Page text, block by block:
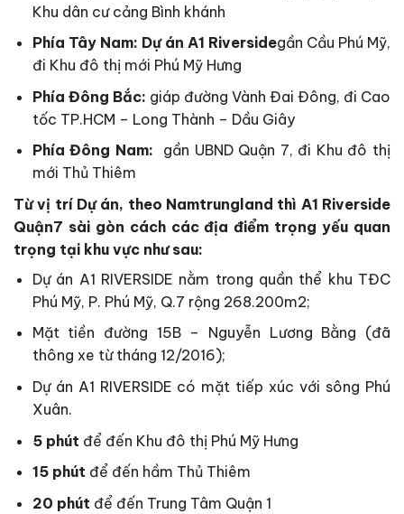
Khu dân cư cảng Bình khánh
Phía Tây Nam: Dự án A1 Riversidegần Cầu Phú Mỹ,
đi Khu đô thị mới Phú Mỹ Hưng
Phía Đông Bắc: giáp đường Vành Đai Đông, đi Cao
tốc TP.HCM – Long Thành – Dầu Giây
Phía Đông Nam: gần UBND Quận 7, đi Khu đô thị
mới Thủ Thiêm
Từ vị trí Dự án, theo Namtrungland thì A1 Riverside
Quận7 sài gòn cách các địa điểm trọng yếu quan
trọng tại khu vực như sau:
Dự án A1 RIVERSIDE nằm trong quần thể khu TĐC
Phú Mỹ, P. Phú Mỹ, Q.7 rộng 268.200m2;
Mặt tiền đường 15B – Nguyễn Lương Bằng (đã
thông xe từ tháng 12/2016);
Dự án A1 RIVERSIDE có mặt tiếp xúc với sông Phú
Xuân.
5 phút để đến Khu đô thị Phú Mỹ Hưng
15 phút để đến hầm Thủ Thiêm
20 phút để đến Trung Tâm Quận 1